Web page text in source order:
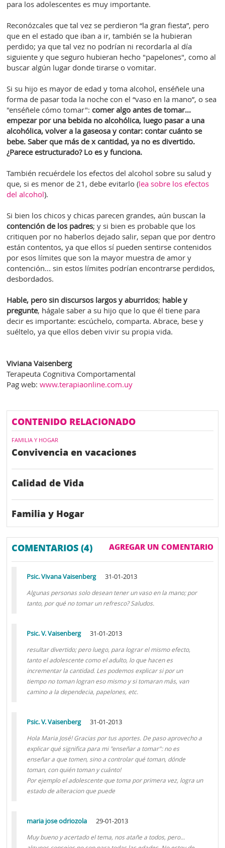
para los adolescentes es muy importante.
Reconózcales que tal vez se perdieron “la gran fiesta”, pero
que en el estado que iban a ir, también se la hubieran
perdido; ya que tal vez no podrían ni recordarla al día
siguiente y que seguro hubieran hecho "papelones", como al
buscar algún lugar donde tirarse o vomitar.
Si su hijo es mayor de edad y toma alcohol, enséñele una
forma de pasar toda la noche con el “vaso en la mano”, o sea
"enséñele cómo tomar":comer algo antes de tomar...
empezar por una bebida no alcohólica, luego pasar a una
alcohólica, volver a la gaseosa y contar: contar cuánto se
bebe. Saber que más de x cantidad, ya no es divertido.
¿Parece estructurado? Lo es y funciona.
También recuérdele los efectos del alcohol sobre su salud y
que, si es menor de 21, debe evitarlo (lea sobre los efectos
del alcohol).
Si bien los chicos y chicas parecen grandes, aún buscan la
contención de los padres; y si bien es probable que los
critiquen por no haberlos dejado salir, sepan que por dentro
están contentos, ya que ellos sí pueden sentirse contenidos
por esos límites que son la mayor muestra de amor y
contención... sin estos límites podrían encontrarse perdidos,
desbordados.
Hable, pero sin discursos largos y aburridos; hable y
pregunte, hágale saber a su hijo que lo que él tiene para
decir es importante: escúchelo, comparta. Abrace, bese y
suéltelo, ya que ellos deben vivir su propia vida.
Viviana Vaisenberg
Terapeuta Cognitiva Comportamental
Pag web:www.terapiaonline.com.uy
CONTENIDO RELACIONADO
FAMILIA Y HOGAR
Convivencia en vacaciones
Calidad de Vida
Familia y Hogar
COMENTARIOS (4) AGREGAR UN COMENTARIO
Psic. Vivana Vaisenberg 31-01-2013
Algunas personas solo desean tener un vaso en la mano; por
tanto, por qué no tomar un refresco? Saludos.
Psic. V. Vaisenberg 31-01-2013
resultar divertido; pero luego, para lograr el mismo efecto,
tanto el adolescente como el adulto, lo que hacen es
incrementar la cantidad. Les podemos explicar si por un
tiempo no toman logran eso mismo y si tomaran más, van
camino a la dependecia, papelones, etc.
Psic. V. Vaisenberg 31-01-2013
Hola Maria José! Gracias por tus aportes. De paso aprovecho a
explicar qué significa para mi "enseñar a tomar": no es
enseñar a que tomen, sino a controlar qué toman, dónde
toman, con quién toman y cuánto!
Por ejemplo el adolescente que toma por primera vez, logra un
estado de alteracion que puede
maria jose odriozola 29-01-2013
Muy bueno y acertado el tema, nos atañe a todos, pero...